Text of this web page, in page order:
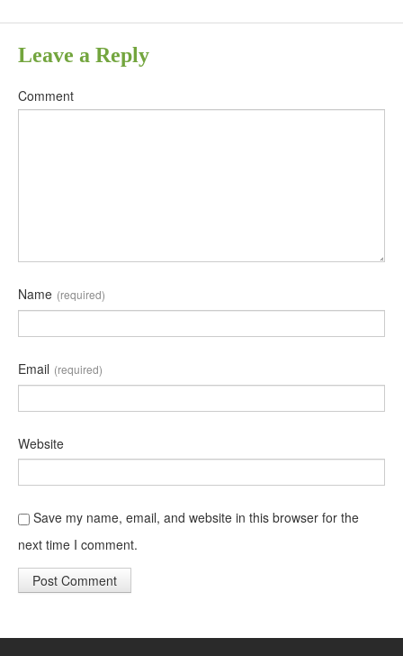
Leave a Reply
Comment
Name (required)
Email (required)
Website
Save my name, email, and website in this browser for the
next time I comment.